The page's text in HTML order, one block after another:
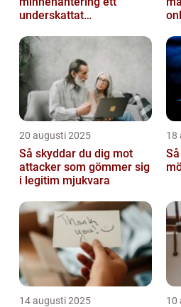
underskattat
20 augusti 2025
Så skyddar du dig mot
attacker som gömmer sig
i legitim mjukvara
18
14 augusti 2025 10